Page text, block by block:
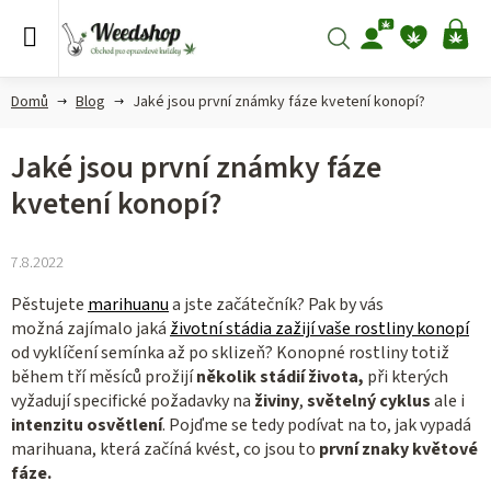
Hledat
Domů Blog Jaké jsou první známky fáze kvetení konopí?
Jaké jsou první známky fáze
kvetení konopí?
7.8.2022
Pěstujete marihuanua jste začátečník? Pak by vás
možná zajímalo jaká životní stádia zažijí vaše rostliny konopí
od vyklíčení semínka až po sklizeň? Konopné rostliny totiž
během tří měsíců prožijíněkolik stádií života, při kterých
vyžadují specifické požadavky na živiny,světelný cyklusale i
intenzitu osvětlení. Pojďme se tedy podívat na to, jak vypadá
marihuana, která začíná kvést, co jsou to první znaky květové
fáze.